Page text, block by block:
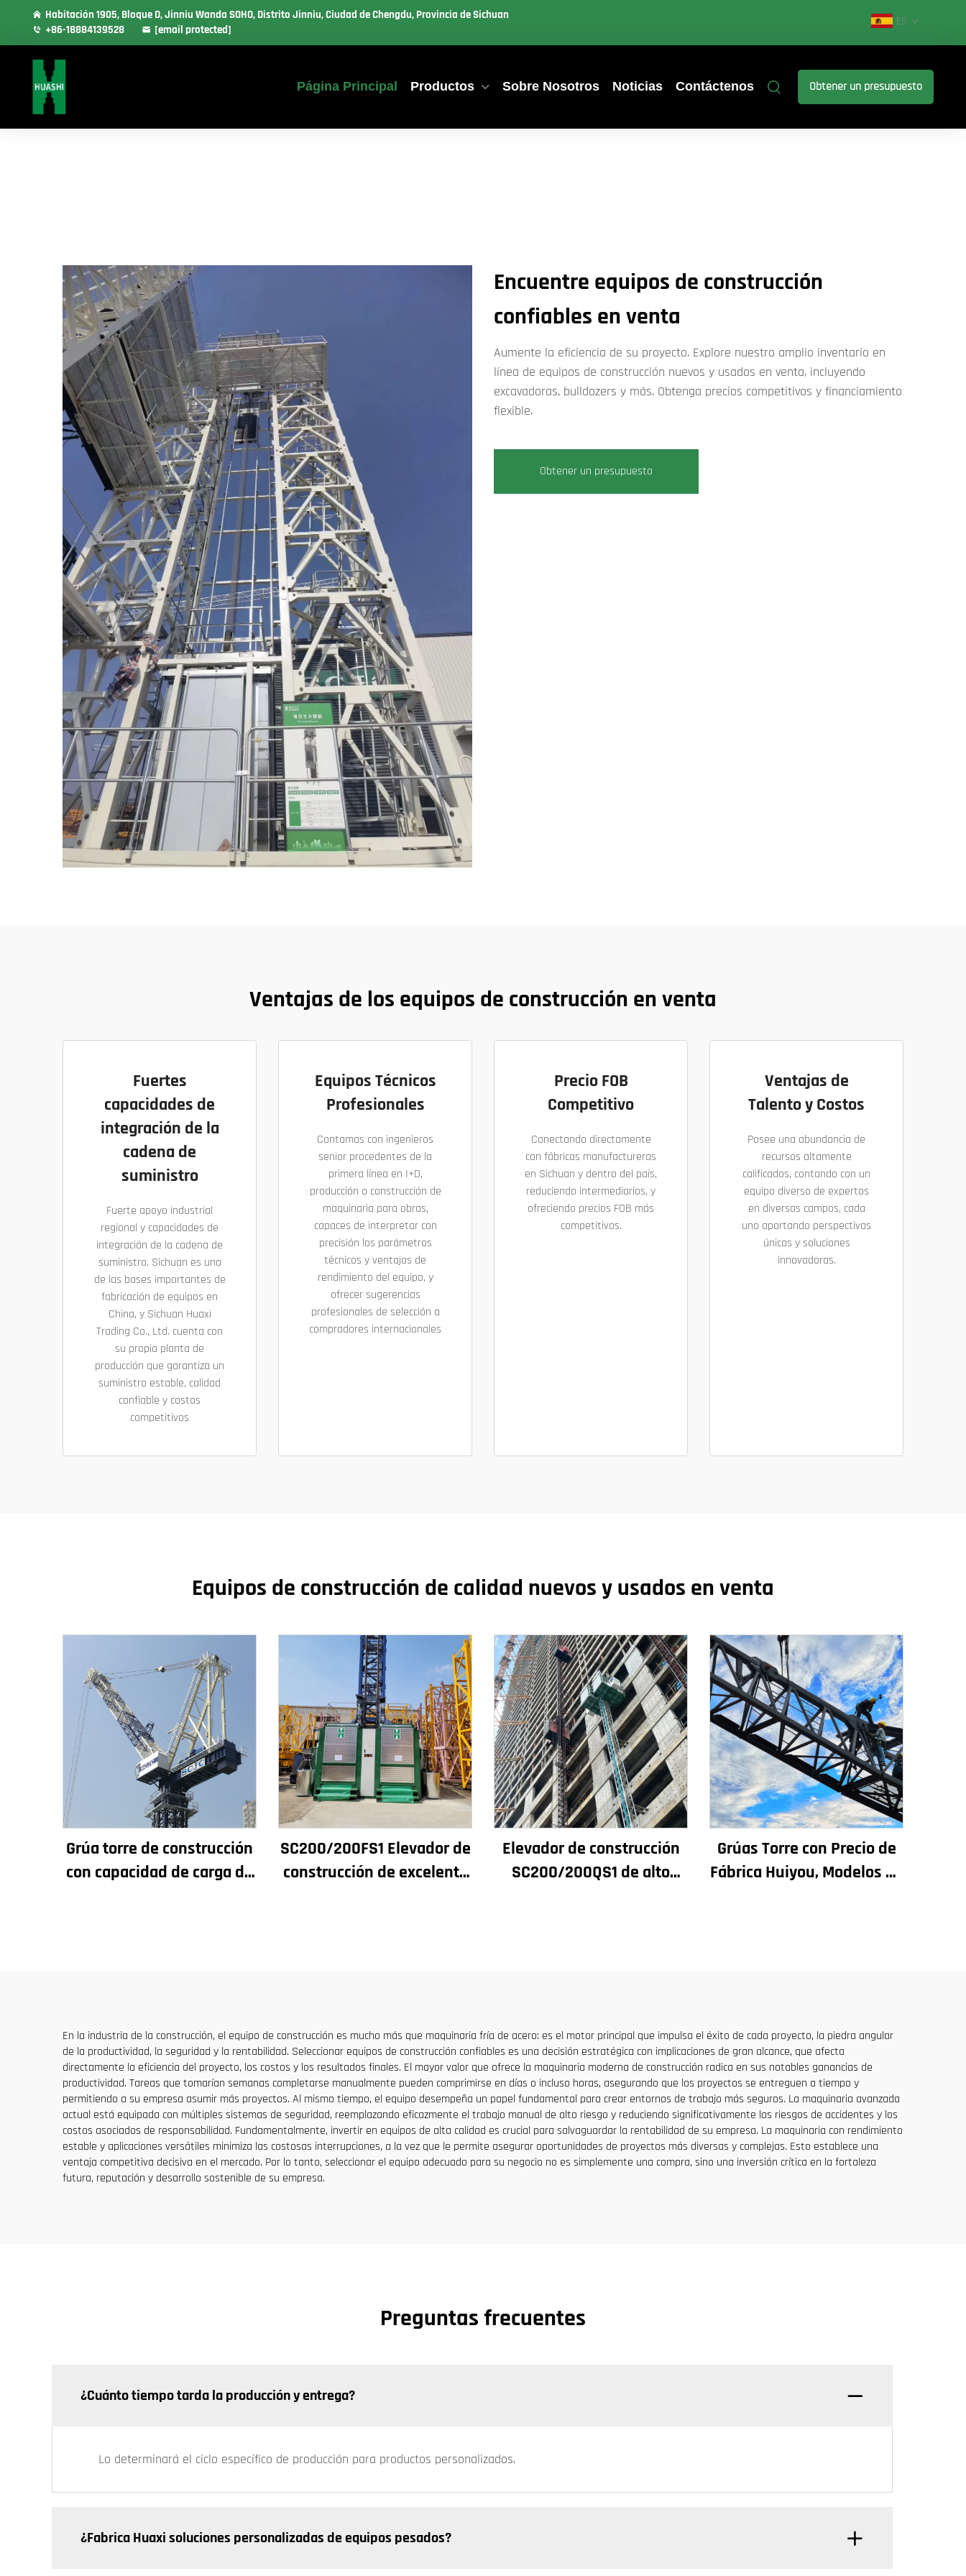
Habitación 1905, Bloque D, Jinniu Wanda SOHO, Distrito Jinniu, Ciudad de Chengdu, Provincia de Sichuan
+86-18884139528
[email protected]
ES
Página Principal Productos Sobre Nosotros Noticias Contáctenos Obtener un presupuesto
Encuentre equipos de construcción
confiables en venta
Aumente la eficiencia de su proyecto. Explore nuestro amplio inventario en
línea de equipos de construcción nuevos y usados en venta, incluyendo
excavadoras, bulldozers y más. Obtenga precios competitivos y financiamiento
flexible.
Obtener un presupuesto
Ventajas de los equipos de construcción en venta
Fuertes
capacidades de
integración de la
cadena de
suministro
Fuerte apoyo industrial
regional y capacidades de
integración de la cadena de
suministro. Sichuan es una
de las bases importantes de
fabricación de equipos en
China, y Sichuan Huaxi
Trading Co., Ltd. cuenta con
su propia planta de
producción que garantiza un
suministro estable, calidad
confiable y costos
competitivos
Equipos Técnicos
Profesionales
Contamos con ingenieros
senior procedentes de la
primera línea en I+D,
producción o construcción de
maquinaria para obras,
capaces de interpretar con
precisión los parámetros
técnicos y ventajas de
rendimiento del equipo, y
ofrecer sugerencias
profesionales de selección a
compradores internacionales
Precio FOB
Competitivo
Conectando directamente
con fábricas manufactureras
en Sichuan y dentro del país,
reduciendo intermediarios, y
ofreciendo precios FOB más
competitivos.
Ventajas de
Talento y Costos
Posee una abundancia de
recursos altamente
calificados, contando con un
equipo diverso de expertos
en diversos campos, cada
uno aportando perspectivas
únicas y soluciones
innovadoras.
Equipos de construcción de calidad nuevos y usados en venta
Grúa torre de construcción
con capacidad de carga de
SC200/200FS1 Elevador de
construcción de excelente
Elevador de construcción
SC200/200QS1 de alto
Grúas Torre con Precio de
Fábrica Huiyou, Modelos de
En la industria de la construcción, el equipo de construcción es mucho más que maquinaria fría de acero: es el motor principal que impulsa el éxito de cada proyecto, la piedra angular
de la productividad, la seguridad y la rentabilidad. Seleccionar equipos de construcción confiables es una decisión estratégica con implicaciones de gran alcance, que afecta
directamente la eficiencia del proyecto, los costos y los resultados finales. El mayor valor que ofrece la maquinaria moderna de construcción radica en sus notables ganancias de
productividad. Tareas que tomarían semanas completarse manualmente pueden comprimirse en días o incluso horas, asegurando que los proyectos se entreguen a tiempo y
permitiendo a su empresa asumir más proyectos. Al mismo tiempo, el equipo desempeña un papel fundamental para crear entornos de trabajo más seguros. La maquinaria avanzada
actual está equipada con múltiples sistemas de seguridad, reemplazando eficazmente el trabajo manual de alto riesgo y reduciendo significativamente los riesgos de accidentes y los
costos asociados de responsabilidad. Fundamentalmente, invertir en equipos de alta calidad es crucial para salvaguardar la rentabilidad de su empresa. La maquinaria con rendimiento
estable y aplicaciones versátiles minimiza las costosas interrupciones, a la vez que le permite asegurar oportunidades de proyectos más diversas y complejas. Esto establece una
ventaja competitiva decisiva en el mercado. Por lo tanto, seleccionar el equipo adecuado para su negocio no es simplemente una compra, sino una inversión crítica en la fortaleza
futura, reputación y desarrollo sostenible de su empresa.
Preguntas frecuentes
¿Cuánto tiempo tarda la producción y entrega?
Lo determinará el ciclo específico de producción para productos personalizados.
¿Fabrica Huaxi soluciones personalizadas de equipos pesados?